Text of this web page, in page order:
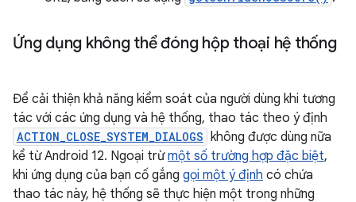
Ứng dụng không thể đóng hộp thoại hệ thống
Để cải thiện khả năng kiểm soát của người dùng khi tương
tác với các ứng dụng và hệ thống, thao tác theo ý định
ACTION_CLOSE_SYSTEM_DIALOGS không được dùng nữa
kể từ Android 12. Ngoại trừmột số trường hợp đặc biệt,
khi ứng dụng của bạn cố gắng gọi một ý định có chứa
thao tác này, hệ thống sẽ thực hiện một trong những